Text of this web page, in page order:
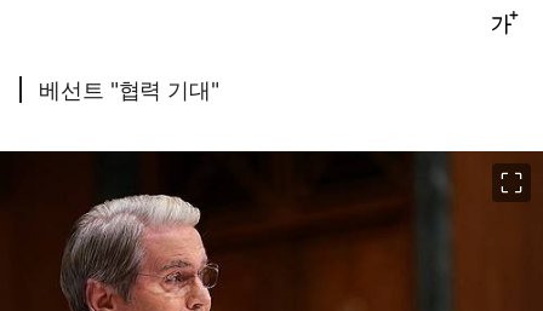
베선트 "협력 기대"